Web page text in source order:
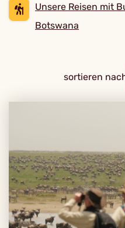
Unsere Reisen mit
Botswana
sortieren